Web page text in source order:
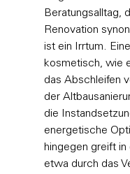
Beratungsalltag,
Renovation
ist ein Irrtum.
kosmetisch, wie
das Abschleifen
der
die
energetische
hingegen greift
etwa durch das